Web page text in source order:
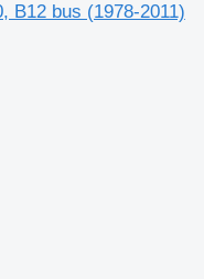
B12 bus (1978-2011)